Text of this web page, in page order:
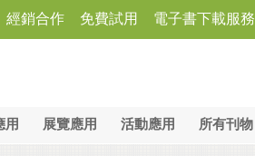
經銷合作 免費試用 電子書下載服務
用 展覽應用 活動應用 所有刊物